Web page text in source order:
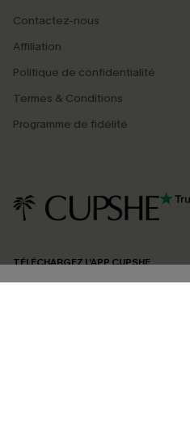
Contactez-nous
Affiliation
Politique de confidentialité
Termes & Conditions
Programme de fidélité
TÉLÉCHARGEZ L’APP CUPSHE
-15% dès 2
*Un code par
En soumettant votre adresse e-mail,
marketing (y compris du contenu
reconnaissez avoir pris connaissance
pouvons utiliser les données
produits susceptibles de vous
confidentialité
. Vous pouvez vous